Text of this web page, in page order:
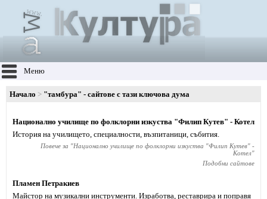
Меню
Начало "тамбура" - сайтове с тази ключова дума
Национално училище по фолклорни изкуства "Филип Кутев" - Котел
История на училището, специалности, възпитаници, събития.
Повече за "Национално училище по фолклорни изкуства "Филип Кутев" -
Котел"
Подобни сайтове
Пламен Петракиев
Майстор на музикални инструменти. Изработва, реставрира и поправя